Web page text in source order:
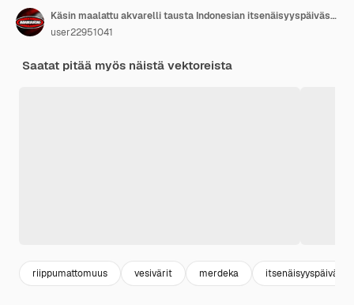
Käsin maalattu akvarelli tausta Indonesian itsenäisyyspäivästä
user22951041
Saatat pitää myös näistä vektoreista
riippumattomuus vesivärit merdeka itsenäisyyspäivä